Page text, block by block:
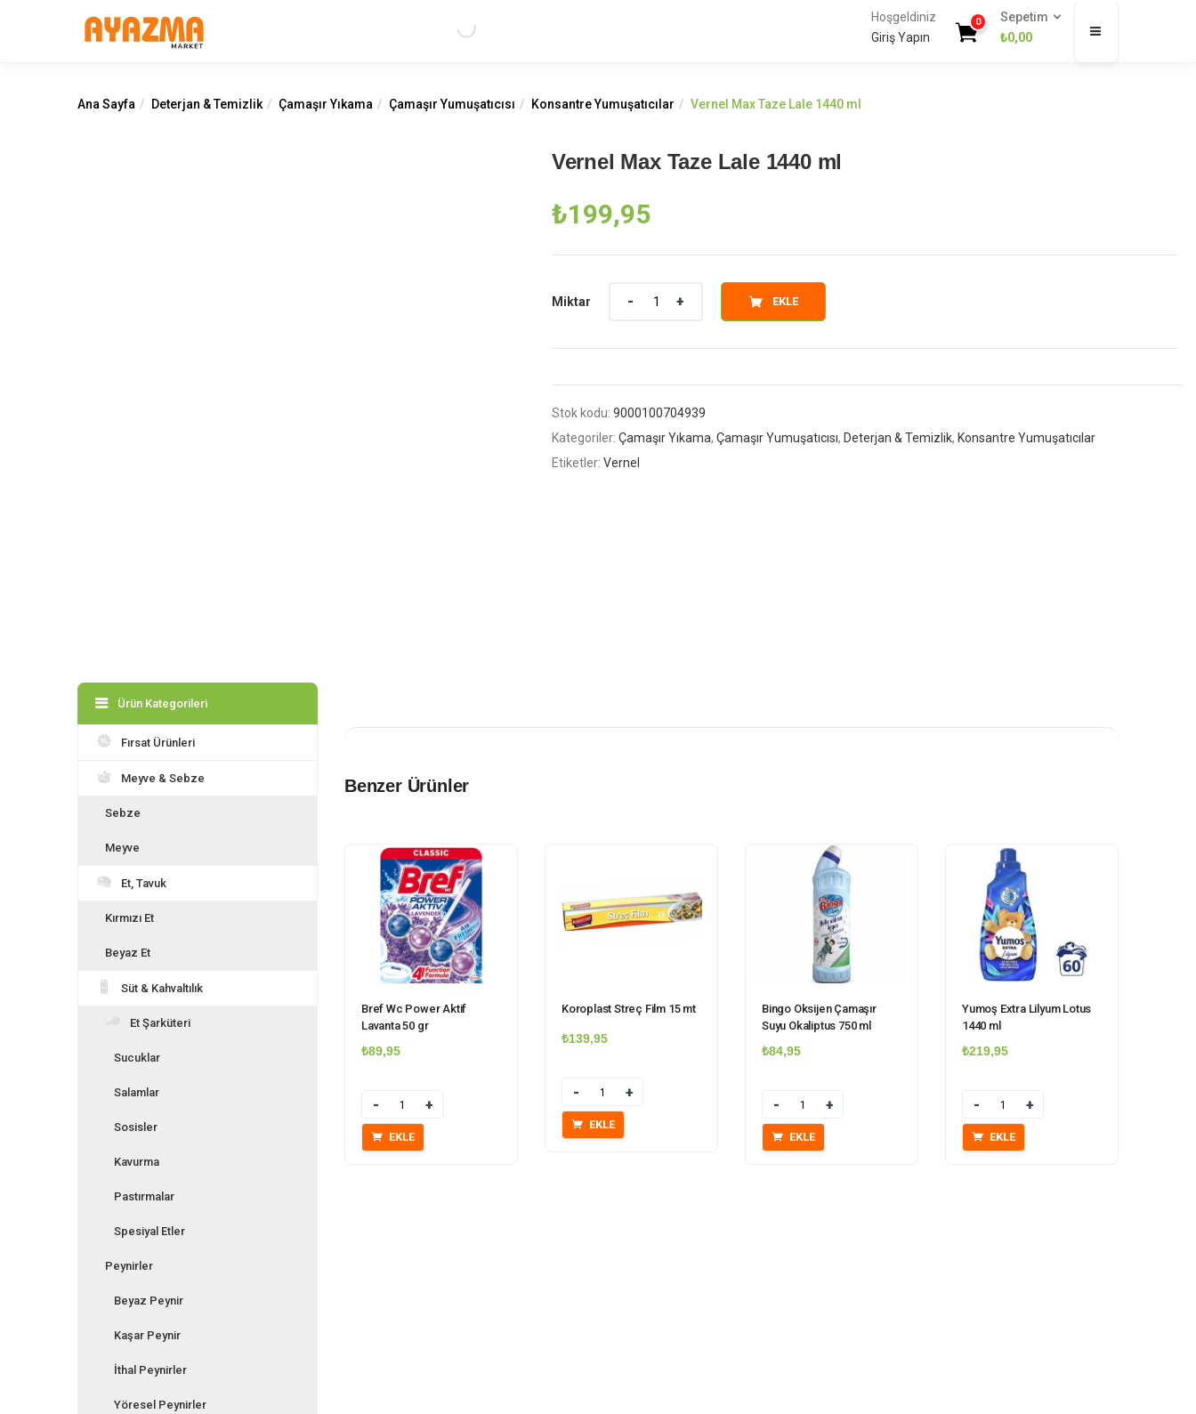
Hoşgeldiniz
Giriş Yapın
0
Sepetim
₺0,00
Ana Sayfa Deterjan & Temizlik Çamaşır Yıkama Çamaşır Yumuşatıcısı Konsantre Yumuşatıcılar Vernel Max Taze Lale 1440 ml
Vernel Max Taze Lale 1440 ml
₺199,95
Miktar EKLE
Stok kodu: 9000100704939
Kategoriler: Çamaşır Yıkama, Çamaşır Yumuşatıcısı, Deterjan & Temizlik, Konsantre Yumuşatıcılar
Etiketler: Vernel
Benzer Ürünler
Bref Wc Power Aktif
Lavanta 50 gr
₺89,95
Miktar
EKLE
Koroplast Streç Film 15 mt
₺139,95
Miktar
EKLE
Bingo Oksijen Çamaşır
Suyu Okaliptus 750 ml
₺84,95
Miktar
EKLE
Yumoş Extra Lilyum Lotus
1440 ml
₺219,95
Miktar
EKLE
Ürün Kategorileri
Fırsat Ürünleri
Meyve & Sebze
Sebze
Meyve
Et, Tavuk
Kırmızı Et
Beyaz Et
Süt & Kahvaltılık
Et Şarküteri
Sucuklar
Salamlar
Sosisler
Kavurma
Pastırmalar
Spesiyal Etler
Peynirler
Beyaz Peynir
Kaşar Peynir
İthal Peynirler
Yöresel Peynirler